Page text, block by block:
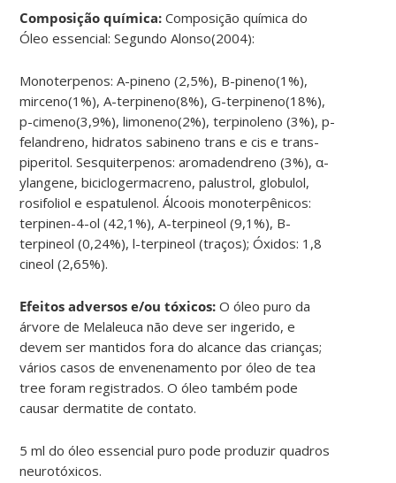
Composição química:Composição química do
Óleo essencial: Segundo Alonso(2004):
Monoterpenos: A-pineno (2,5%), B-pineno(1%),
mirceno(1%), A-terpineno(8%), G-terpineno(18%),
p-cimeno(3,9%), limoneno(2%), terpinoleno (3%), p-
felandreno, hidratos sabineno trans e cis e trans-
piperitol. Sesquiterpenos: aromadendreno (3%), α-
ylangene, biciclogermacreno, palustrol, globulol,
rosifoliol e espatulenol. Álcoois monoterpênicos:
terpinen-4-ol (42,1%), A-terpineol (9,1%), B-
terpineol (0,24%), l-terpineol (traços); Óxidos: 1,8
cineol (2,65%).
Efeitos adversos e/ou tóxicos: O óleo puro da
árvore de Melaleuca não deve ser ingerido, e
devem ser mantidos fora do alcance das crianças;
vários casos de envenenamento por óleo de tea
tree foram registrados. O óleo também pode
causar dermatite de contato.
5 ml do óleo essencial puro pode produzir quadros
neurotóxicos.